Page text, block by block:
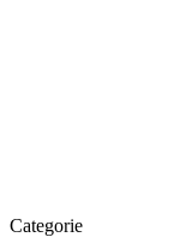
Categorie